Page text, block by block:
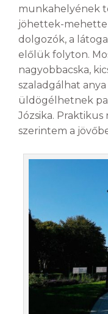
munkahelyének
jöhettek-
dolgozók, a
előlük folyton.
nagyobbacska,
szaladgálhat
üldögélhetnek
Józsika.
szerintem a